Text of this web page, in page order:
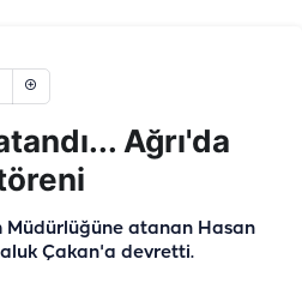
Ağrı'da
Müdürlüğüne atanan Hasan
Çakan'a devretti.